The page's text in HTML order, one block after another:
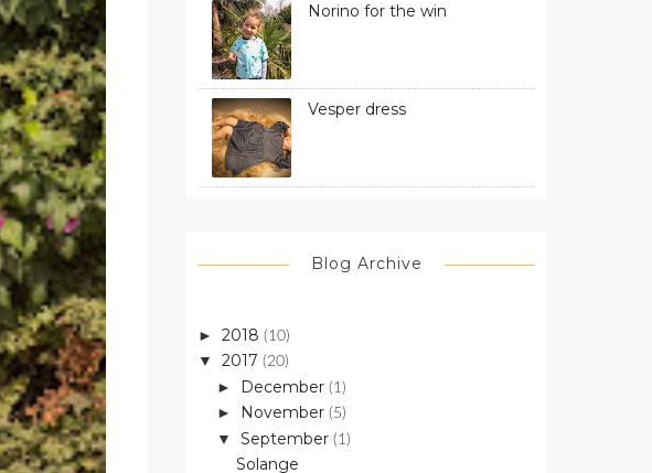
Norino for the win
Vesper dress
Blog Archive
► 2018 (10)
▼ 2017 (20)
► December (1)
► November (5)
▼ September (1)
Solange